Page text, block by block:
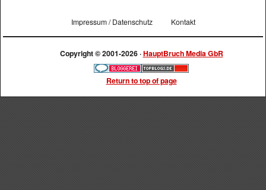
Impressum / Datenschutz Kontakt
Copyright © 2001-2026 ·HauptBruch Media GbR
Return to top of page